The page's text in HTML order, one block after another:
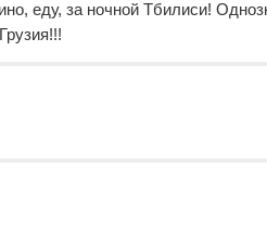
еду, за ночной Тбилиси!